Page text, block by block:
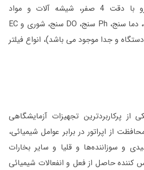
اسپکتروفوتومتر، ترازو با دقت 4 صفر، شیشه آلات و مواد
مصرفی مورد استفاده، دما سنج، Ph سنج، DO سنج، شوری و EC
و جدا موجود می باشد)، انواع فیلتر
از پرکاربردترین تجهیزات آزمایشگاهی
از اپراتور در برابر عوامل شیمیائی،
و سوزاننده‌ها و قلیا و سایر بخارات
حاصل از فعل و انفعالات شیمیائی